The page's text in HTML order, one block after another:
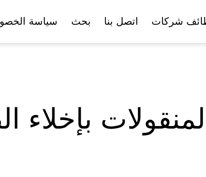
شركات اتصل بنا بحث سياسة